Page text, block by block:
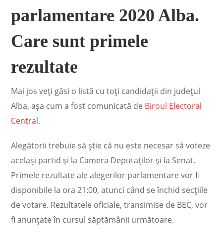
parlamentare 2020 Alba.
Care sunt primele
rezultate
Mai jos veți găsi o listă cu toți candidații din județul
Alba, așa cum a fost comunicată de Biroul Electoral
Central.
Alegătorii trebuie să știe că nu este necesar să voteze
același partid și la Camera Deputaților și la Senat.
Primele rezultate ale alegerilor parlamentare vor fi
disponibile la ora 21:00, atunci când se închid secțiile
de votare. Rezultatele oficiale, transimise de BEC, vor
fi anunțate în cursul săptămânii următoare.